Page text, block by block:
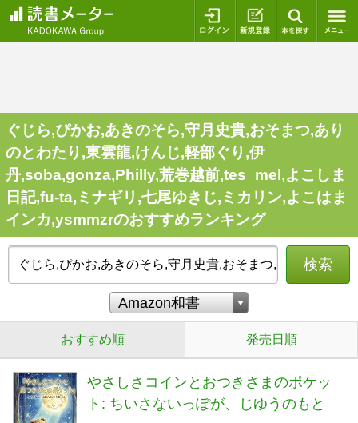
ログイン 新規登録
ぐじら,ぴかお,あきのそら,守月史貴,おそまつ,あり
のとわたり,東雲龍,けんじ,軽部ぐり,伊
丹,soba,gonza,Philly,荒巻越前,tes_mel,よこしま
日記,fu-ta,ミナギリ,七尾ゆきじ,ミカリン,よこはま
インカ,ysmmzrのおすすめランキング
検索
おすすめ順 発売日順
やさしさコインとおつきさまのポケッ
ト: ちいさないっぽが、じゆうのもと